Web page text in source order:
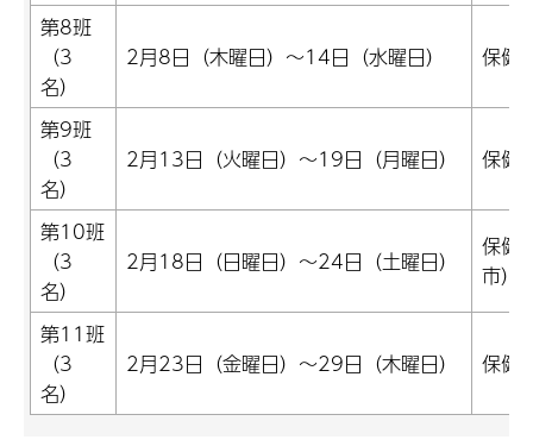
第8班
（3
名）
2月8日（木曜日）～14日（水曜日） 保健
第9班
（3
名）
2月13日（火曜日）～19日（月曜日） 保健
第10班
（3
名）
2月18日（日曜日）～24日（土曜日）
保健
市）
第11班
（3
名）
2月23日（金曜日）～29日（木曜日） 保健